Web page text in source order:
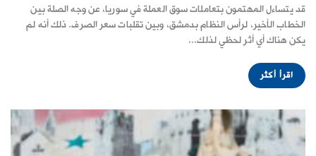
قد يتساءل المهتمون بتعاملات سوق العملة في سوريا، عن وجه الصلة بين
الخطاب الأخير، لرأس النظام بدمشق، وبين تقلبات سعر الصرف. ذلك أنه لم
يكن هناك أي أثر لحظي لذلك...
اقرأ أكثر